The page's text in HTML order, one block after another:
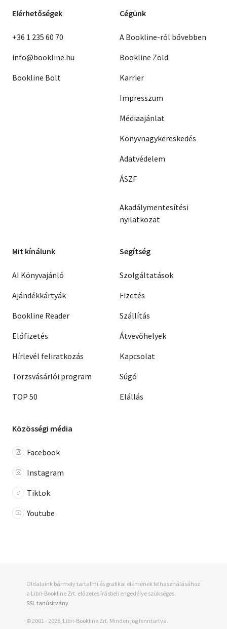
Elérhetőségek
+36 1 235 60 70
info@bookline.hu
Bookline Bolt
Cégünk
A Bookline-ról bővebben
Bookline Zöld
Karrier
Impresszum
Médiaajánlat
Könyvnagykereskedés
Adatvédelem
ÁSZF
Akadálymentesítési
nyilatkozat
Mit kínálunk
AI Könyvajánló
Ajándékkártyák
Bookline Reader
Előfizetés
Hírlevél feliratkozás
Törzsvásárlói program
TOP 50
Segítség
Szolgáltatások
Fizetés
Szállítás
Átvevőhelyek
Kapcsolat
Súgó
Elállás
Közösségi média
Facebook
Instagram
Tiktok
Youtube
Oldalaink bármely tartalmi és grafikai elemének felhasználásához
a Libri-Bookline Zrt. előzetes írásbeli engedélye szükséges.
SSL tanúsítvány
© 2001 - 2026, Libri-Bookline Zrt. Minden jog fenntartva.